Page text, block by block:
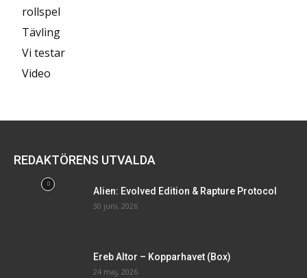
rollspel
Tävling
Vi testar
Video
REDAKTÖRENS UTVALDA
Alien: Evolved Edition & Rapture Protocol
30 juni, 2026
Ereb Altor – Kopparhavet (Box)
24 maj, 2026